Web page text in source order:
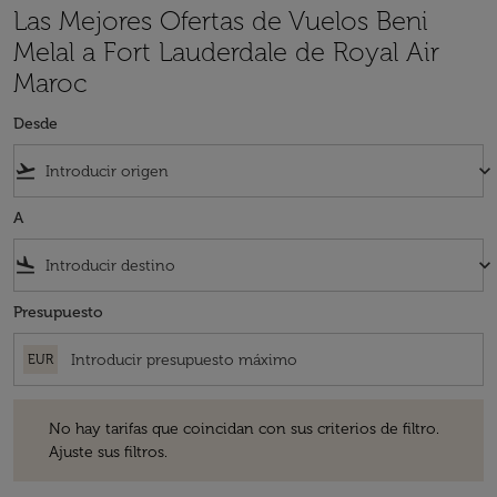
Las Mejores Ofertas de Vuelos Beni
Melal a Fort Lauderdale de Royal Air
Maroc
Desde
flight_takeoff keyboard_arrow_down
A
flight_land keyboard_arrow_down
Presupuesto
EUR
No hay tarifas que coincidan con sus criterios de filtro.
Ajuste sus filtros.